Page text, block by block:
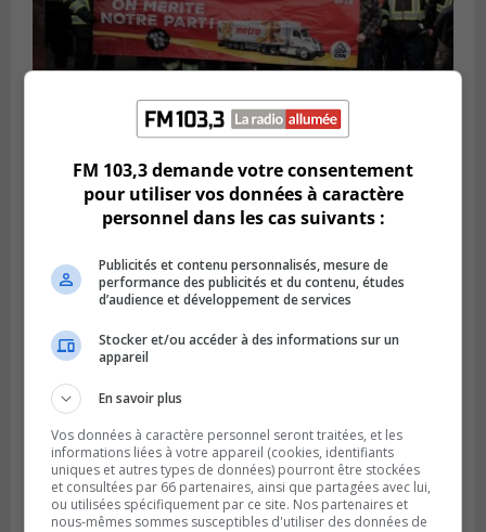
Publié le 27 juillet 2026 à 19h58
Metro prend les moyens pour protéger son
personnel cadre
LONGUEUIL
Publié le 26 juillet 2026 à 15h54
Le Marché saisonnier de Longueuil débute
FM 103,3 demande votre consentement
pour utiliser vos données à caractère
personnel dans les cas suivants :
Publicités et contenu personnalisés, mesure de
performance des publicités et du contenu, études
d’audience et développement de services
Stocker et/ou accéder à des informations sur un
appareil
En savoir plus
Vos données à caractère personnel seront traitées, et les
informations liées à votre appareil (cookies, identifiants
uniques et autres types de données) pourront être stockées
et consultées par 66 partenaires, ainsi que partagées avec lui,
ou utilisées spécifiquement par ce site. Nos partenaires et
nous-mêmes sommes susceptibles d'utiliser des données de